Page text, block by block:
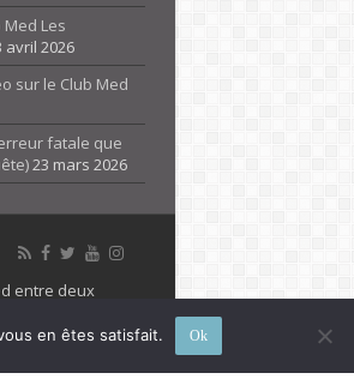
Les
avril 2026
sur le Club Med
fatale que
23 mars 2026
entre deux
respectif. Le site
réservés - 2026
en êtes satisfait. Ok